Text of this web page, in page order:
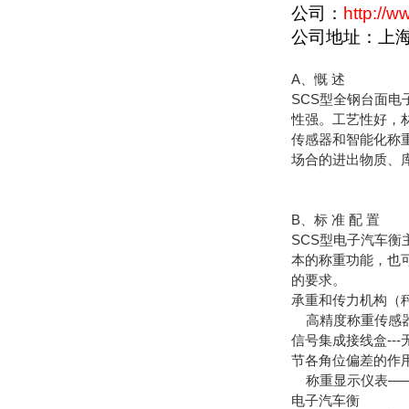
公司： http://
公司地址：上
A、慨 述
SCS型全钢台面电
性强。工艺性好，
传感器和智能化称
场合的进出物质、
B、标 准 配 置
SCS型电子汽车衡
本的称重功能，也
的要求。
承重和传力机构（
高精度称重传感
信号集成接线盒---
节各角位偏差的作
称重显示仪表——
电子汽车衡